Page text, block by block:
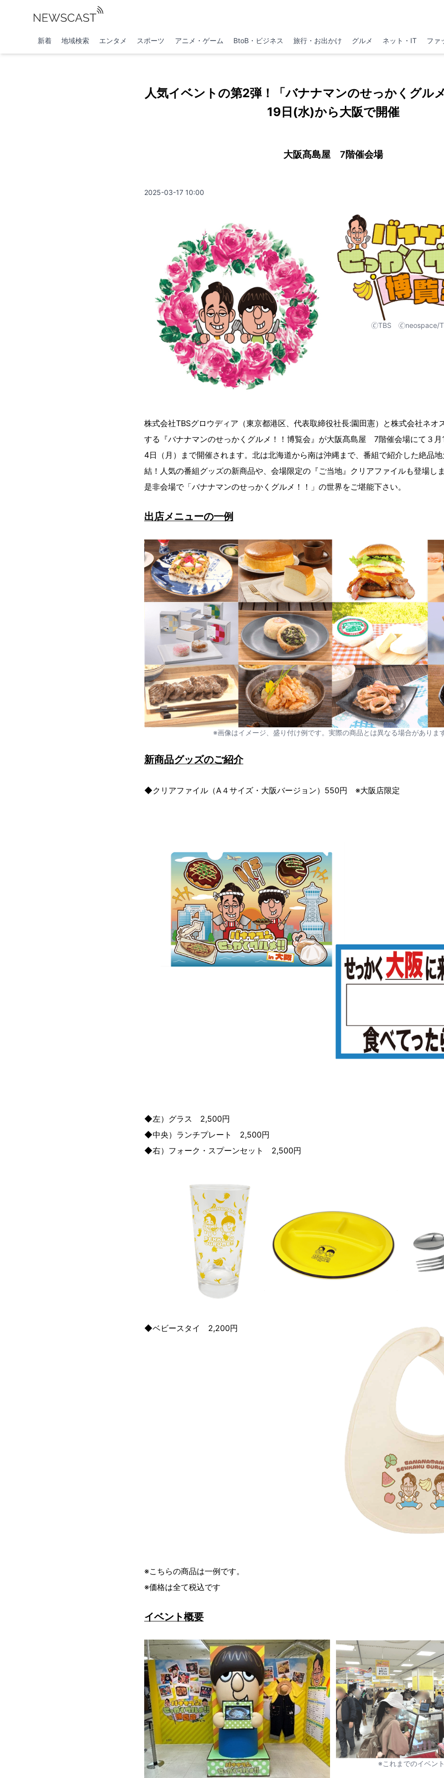
新着 地域検索 エンタメ スポーツ アニメ・ゲーム BtoB・ビジネス 旅行・お出かけ グルメ ネット・IT ファ
人気イベントの第2弾！「バナナマンのせっかくグル
19日(水)から大阪で開催
大阪髙島屋 7階催会場
2025-03-17 10:00
🄫TBS 🄫neospace/
株式会社TBSグロウディア（東京都港区、代表取締役社長:園田憲）と株式会社ネオ
する『バナナマンのせっかくグルメ！！博覧会』が大阪髙島屋 7階催会場にて３
4日（月）まで開催されます。北は北海道から南は沖縄まで、番組で紹介した絶品
結！人気の番組グッズの新商品や、会場限定の『ご当地』クリアファイルも登場し
是非会場で「バナナマンのせっかくグルメ！！」の世界をご堪能下さい。
出店メニューの一例
※画像はイメージ、盛り付け例です。実際の商品とは異なる場合がありま
新商品グッズのご紹介
◆クリアファイル（A４サイズ・大阪バージョン）550円 ※大阪店限定
◆左）グラス 2,500円
◆中央）ランチプレート 2,500円
◆右）フォーク・スプーンセット 2,500円
◆ベビースタイ 2,200円
※こちらの商品は一例です。
※価格は全て税込です
イベント概要
※これまでのイベン